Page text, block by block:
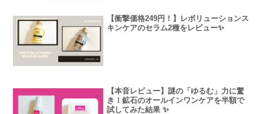
【衝撃価格249円！】レボリューションス
キンケアのセラム2種をレビュー✨
【本音レビュー】謎の「ゆるむ」力に驚
き！鉱石のオールインワンケアを半額で
試してみた結果 ✨